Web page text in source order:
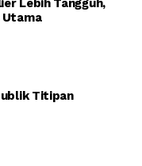
Lebih Tangguh,
Utama
Titipan